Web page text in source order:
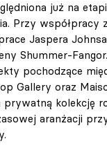
już na
Przy współpracy
Jaspera
Shummer-
pochodzące
Gallery oraz
prywatną kolekcję
aranżacji